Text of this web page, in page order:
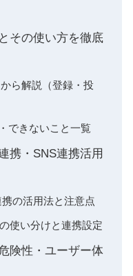
その使い方を徹底
ら解説（登録・投
できないこと一覧
携・SNS連携活用
の活用法と注意点
使い分けと連携設定
険性・ユーザー体